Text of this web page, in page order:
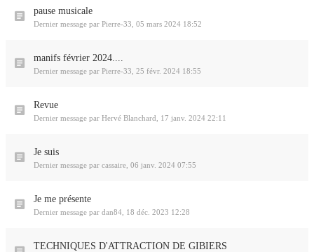
pause musicale
Dernier message par Pierre-33 05 mars 2024 18:52
manifs février 2024....
Dernier message par Pierre-33 25 févr. 2024 18:55
Revue
Dernier message par Hervé Blanchard 17 janv. 2024 22:11
Je suis
Dernier message par cassaire 06 janv. 2024 07:55
Je me présente
Dernier message par dan84 18 déc. 2023 12:28
TECHNIQUES D'ATTRACTION DE GIBIERS